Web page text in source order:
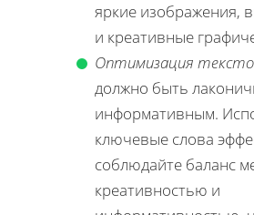
яркие изображения,
и креативные
Оптимизация
должно быть
информативным.
ключевые слова
соблюдайте баланс
креативностью и